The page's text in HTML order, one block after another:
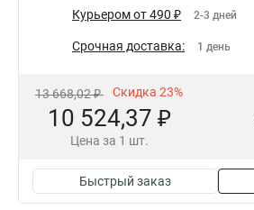
Курьером от 490 ₽ 2-3 дней
Срочная доставка: 1 день
13 668,02 ₽ Скидка 23%
10 524,37 ₽
Цена за 1 шт.
Быстрый заказ